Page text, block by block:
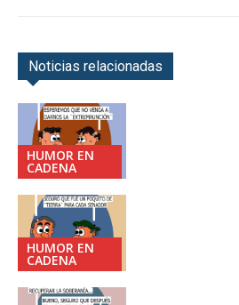
Noticias relacionadas
HUMOR EN
CADENA
HUMOR EN
CADENA